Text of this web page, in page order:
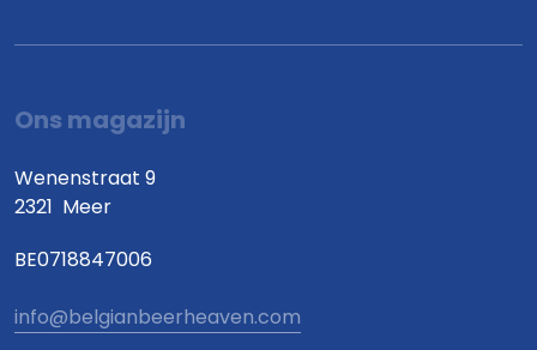
Ons magazijn
Wenenstraat 9
2321 Meer
BE0718847006
info@belgianbeerheaven.com